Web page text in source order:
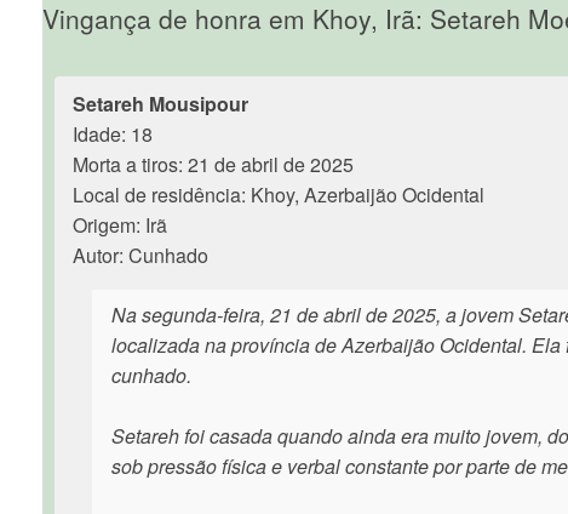
Vingança de honra em Khoy, Irã: Setareh
Setareh Mousipour
Idade: 18
Morta a tiros: 21 de abril de 2025
Local de residência: Khoy, Azerbaijão Ocidental
Origem: Irã
Autor: Cunhado
Na segunda-feira, 21 de abril de 2025, a jovem
localizada na província de Azerbaijão Ocidental.
cunhado.
Setareh foi casada quando ainda era muito jovem,
sob pressão física e verbal constante por parte de